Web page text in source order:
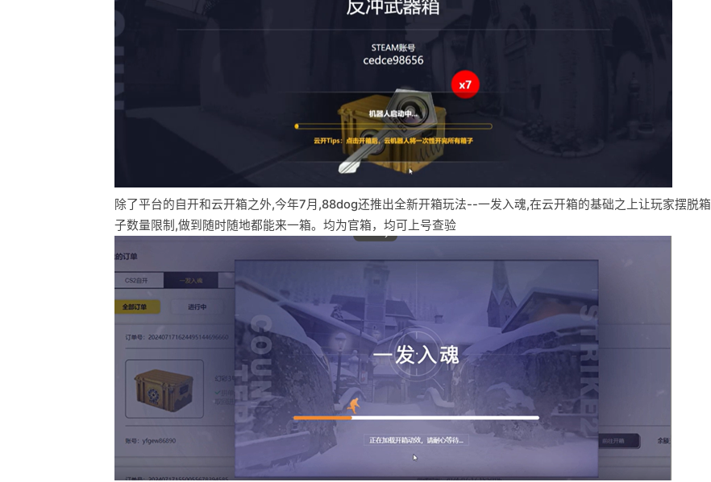
除了平台的自开和云开箱之外,今年7月,88dog还推出全新开箱玩法--一发入魂,在云开箱的基础之上让玩家摆脱箱
子数量限制,做到随时随地都能来一箱。均为官箱，均可上号查验